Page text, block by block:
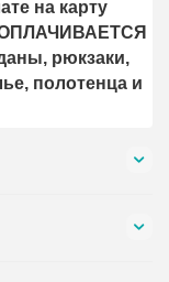
на карту
ОПЛАЧИВАЕТСЯ
рюкзаки,
полотенца и